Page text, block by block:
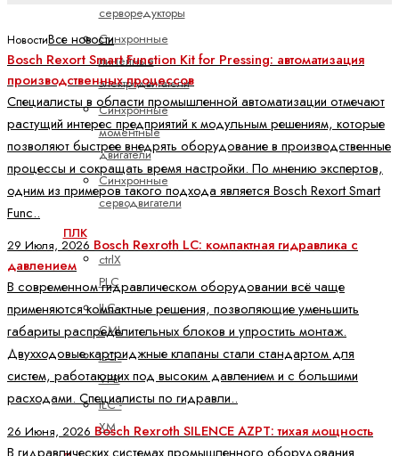
серворедукторы
Синхронные
линейные
электродвигатели
Синхронные
моментные
двигатели
Синхронные
серводвигатели
ПЛК
ctrlX
PLC
ILC -
CML
ILC -
VPB
ILC -
XM
НовостиВсе новости
Bosch Rexort Smart Function Kit for Pressing: автоматизация
производственных процессов
Специалисты в области промышленной автоматизации отмечают
растущий интерес предприятий к модульным решениям, которые
позволяют быстрее внедрять оборудование в производственные
процессы и сокращать время настройки. По мнению экспертов,
одним из примеров такого подхода является Bosch Rexort Smart
Func..
29 Июля, 2026 Bosch Rexroth LC: компактная гидравлика с
давлением
В современном гидравлическом оборудовании всё чаще
применяются компактные решения, позволяющие уменьшить
габариты распределительных блоков и упростить монтаж.
Двухходовые картриджные клапаны стали стандартом для
систем, работающих под высоким давлением и с большими
расходами. Специалисты по гидравли..
26 Июня, 2026 Bosch Rexroth SILENCE AZPT: тихая мощность